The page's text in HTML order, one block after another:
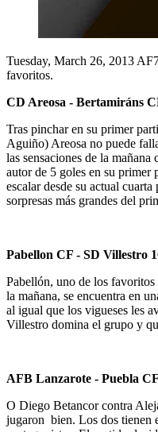
Tuesday, March 26, 2013
favoritos.
CD Areosa - Bertamiráns
Tras pinchar en su primer
Aguiño) Areosa no puede
las sensaciones de la
autor de 5 goles en su
escalar desde su actual
sorpresas más grandes del
Pabellon CF - SD Villestro
Pabellón, uno de los
la mañana, se encuentra en
al igual que los vigueses les
Villestro domina el grupo y
AFB Lanzarote - Puebla
O Diego Betancor contra
jugaron bien. Los dos tienen